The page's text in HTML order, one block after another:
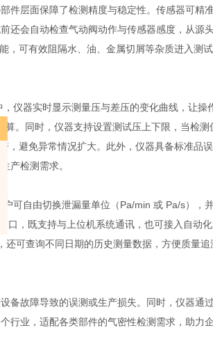
件层面保障了检测精度与稳定性。传感器可精
还会自动检查气动阀动作与传感器感度，从源
，可有效阻隔水、油、金属切屑等杂质进入测
仪器实时显示测量压与差压的变化曲线，让操
。同时，仪器支持设置测试压上下限，当检测
，避免异常情况扩大。此外，仪器具备标准品
产检测需求。
可自由切换泄漏量单位（Pa/min 或 Pa/s），
口，既支持与上位机系统通讯，也可接入自动
可查询不同日期的历史测量数据，方便质量追
备故障导致的误测或生产损失。同时，仪器通
行业，适配各类部件的气密性检测需求，助力